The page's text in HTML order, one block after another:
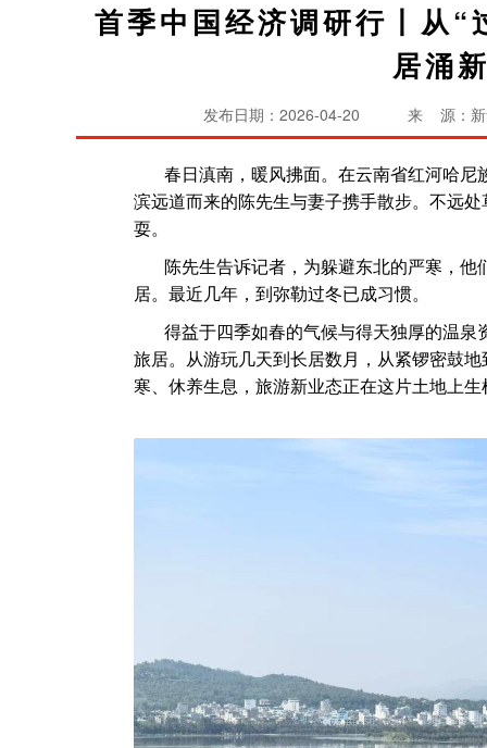
首季中国经济调研行丨从
居涌
发布日期：2026-04-20 来 源：新
春日滇南，暖风拂面。在云南省红河哈尼
滨远道而来的陈先生与妻子携手散步。不远
耍。
陈先生告诉记者，为躲避东北的严寒，他
居。最近几年，到弥勒过冬已成习惯。
得益于四季如春的气候与得天独厚的温泉
旅居。从游玩几天到长居数月，从紧锣密鼓
寒、休养生息，旅游新业态正在这片土地上生